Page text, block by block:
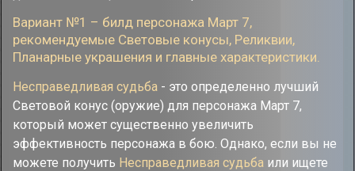
Вариант №1 – билд персонажа Март 7,
рекомендуемые Cветовые конусы, Реликвии,
Планарные украшения и главные характеристики.
Несправедливая судьба - это определенно лучший
Световой конус (оружие) для персонажа Март 7,
который может существенно увеличить
эффективность персонажа в бою. Однако, если вы не
можете получить Несправедливая судьба или ищете